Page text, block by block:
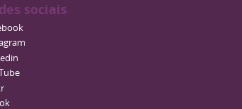
sociais